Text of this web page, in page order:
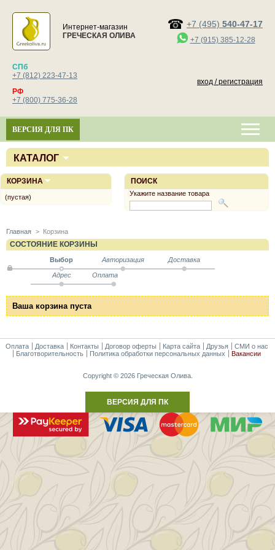
Интернет-магазин
ГРЕЧЕСКАЯ ОЛИВА
+7 (495) 540-47-17
+7 (915) 385-12-28
СПб
+7 (812) 223-47-13
РФ
+7 (800) 775-36-28
вход / регистрация
ВЕРСИЯ ДЛЯ ПК
КАТАЛОГ
Главная > Корзина
СОСТОЯНИЕ КОРЗИНЫ
Выбор Авторизация Доставка
Адрес Оплата
Ваша корзина пуста
ПОИСК
Укажите название товара
КОРЗИНА
(пустая)
Оплата Доставка Контакты Договор оферты Карта сайта Друзья
СМИ о нас
Благотворительность
Политика обработки персональных данных Вакансии
Copyright © 2026 Греческая Олива.
ВЕРСИЯ ДЛЯ ПК